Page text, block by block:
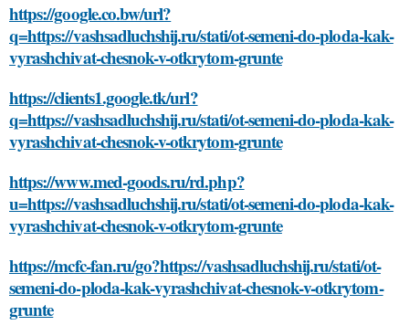
https://google.co.bw/url?
q=https://vashsadluchshij.ru/stati/ot-semeni-do-ploda-kak-
vyrashchivat-chesnok-v-otkrytom-grunte
https://clients1.google.tk/url?
q=https://vashsadluchshij.ru/stati/ot-semeni-do-ploda-kak-
vyrashchivat-chesnok-v-otkrytom-grunte
https://www.med-goods.ru/rd.php?
u=https://vashsadluchshij.ru/stati/ot-semeni-do-ploda-kak-
vyrashchivat-chesnok-v-otkrytom-grunte
https://mcfc-fan.ru/go?https://vashsadluchshij.ru/stati/ot-
semeni-do-ploda-kak-vyrashchivat-chesnok-v-otkrytom-
grunte